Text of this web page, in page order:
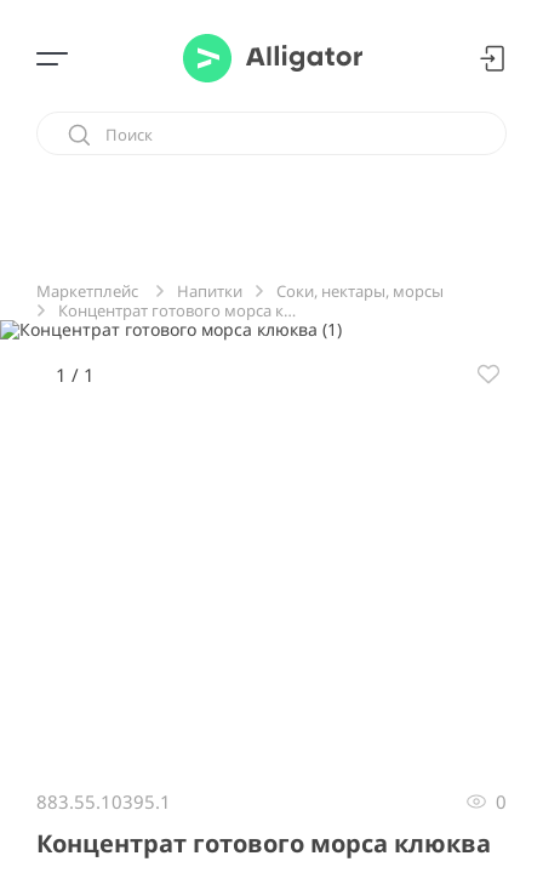
Маркетплейс Напитки
Соки, нектары, морсы
Концентрат готового морса клюква
1 / 1
883.55.10395.1 0
Концентрат готового морса клюква